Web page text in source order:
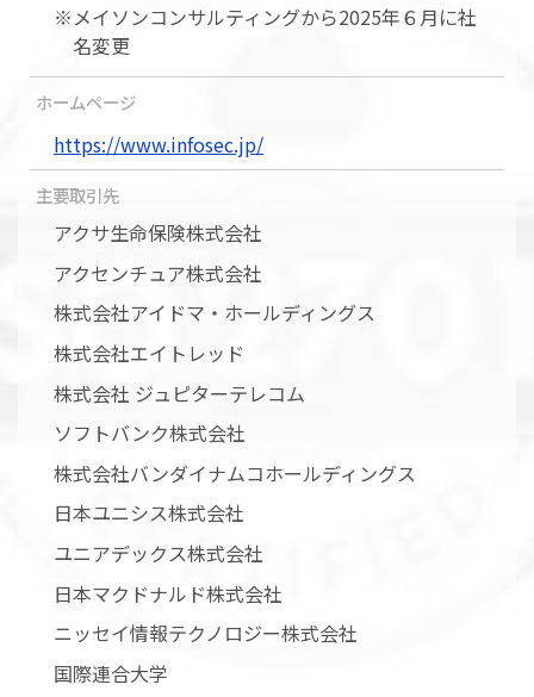
※メイソンコンサルティングから2025年６月に社
名変更
ホームページ
https://www.infosec.jp/
主要取引先
アクサ生命保険株式会社
アクセンチュア株式会社
株式会社アイドマ・ホールディングス
株式会社エイトレッド
株式会社 ジュピターテレコム
ソフトバンク株式会社
株式会社バンダイナムコホールディングス
日本ユニシス株式会社
ユニアデックス株式会社
日本マクドナルド株式会社
ニッセイ情報テクノロジー株式会社
国際連合大学